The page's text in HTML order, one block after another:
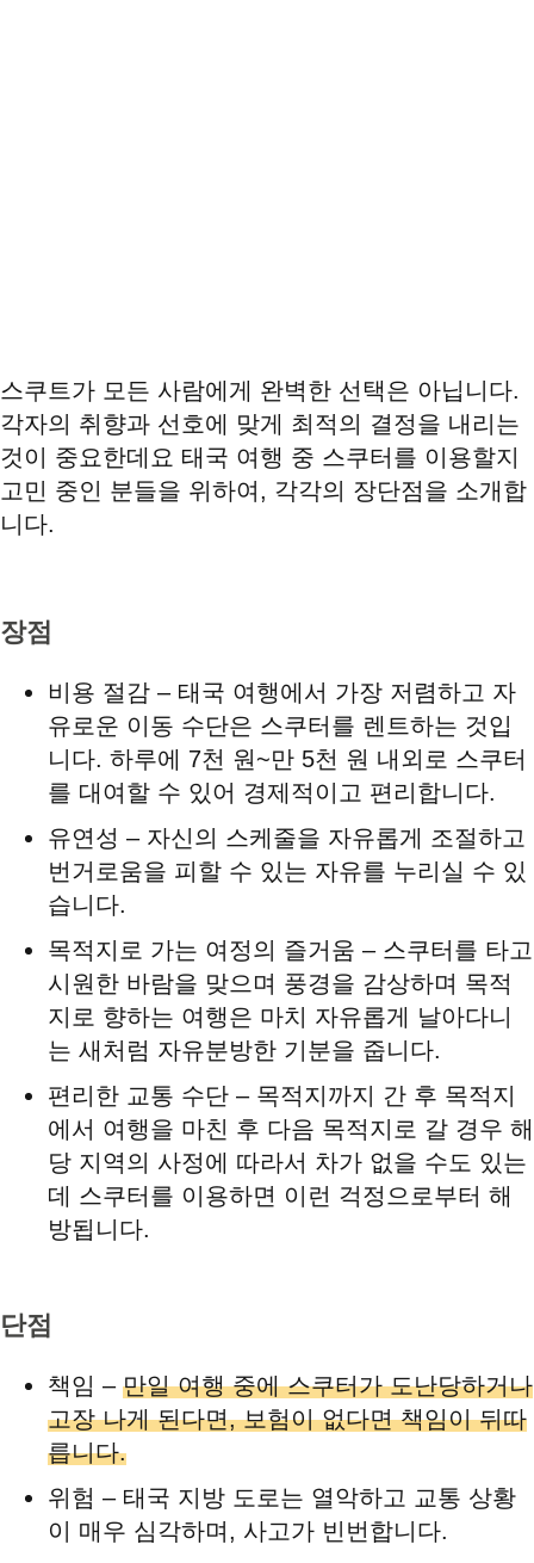
스쿠트가 모든 사람에게 완벽한 선택은 아닙니다.
각자의 취향과 선호에 맞게 최적의 결정을 내리는
것이 중요한데요 태국 여행 중 스쿠터를 이용할지
고민 중인 분들을 위하여, 각각의 장단점을 소개합
니다.
장점
비용 절감 – 태국 여행에서 가장 저렴하고 자
유로운 이동 수단은 스쿠터를 렌트하는 것입
니다. 하루에 7천 원~만 5천 원 내외로 스쿠터
를 대여할 수 있어 경제적이고 편리합니다.
유연성 – 자신의 스케줄을 자유롭게 조절하고
번거로움을 피할 수 있는 자유를 누리실 수 있
습니다.
목적지로 가는 여정의 즐거움 – 스쿠터를 타고
시원한 바람을 맞으며 풍경을 감상하며 목적
지로 향하는 여행은 마치 자유롭게 날아다니
는 새처럼 자유분방한 기분을 줍니다.
편리한 교통 수단 – 목적지까지 간 후 목적지
에서 여행을 마친 후 다음 목적지로 갈 경우 해
당 지역의 사정에 따라서 차가 없을 수도 있는
데 스쿠터를 이용하면 이런 걱정으로부터 해
방됩니다.
단점
책임 – 만일 여행 중에 스쿠터가 도난당하거나
고장 나게 된다면, 보험이 없다면 책임이 뒤따
릅니다.
위험 – 태국 지방 도로는 열악하고 교통 상황
이 매우 심각하며, 사고가 빈번합니다.